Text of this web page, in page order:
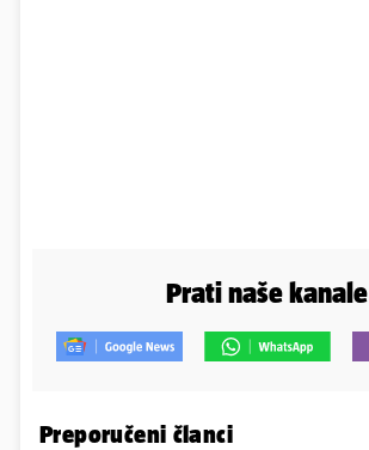
Prati naše kanale
Preporučeni članci